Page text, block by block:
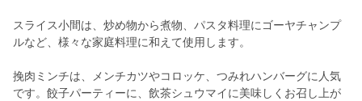
スライス小間は、炒め物から煮物、パスタ料理にゴーヤチャンプ
ルなど、様々な家庭料理に和えて使用します。
挽肉ミンチは、メンチカツやコロッケ、つみれハンバーグに人気
です。餃子パーティーに、飲茶シュウマイに美味しくお召し上が